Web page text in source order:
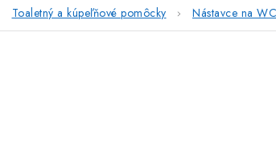
Toaletný a kúpeľňové pomôcky Nástavce na WC